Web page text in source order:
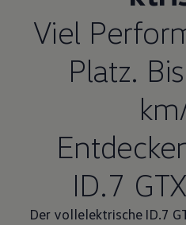
Viel
Platz.
ID.7
Der vollelektrische ID.7